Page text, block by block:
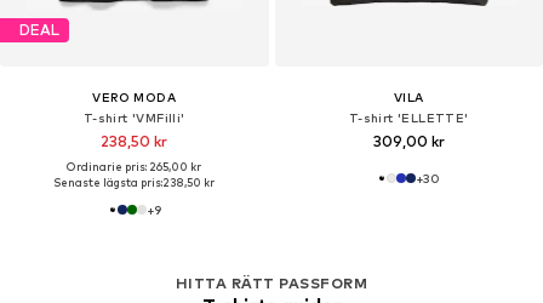
DEAL
VERO MODA
T-shirt 'VMFilli'
238,50 kr
Ordinarie pris: 265,00 kr
Senaste lägsta pris:238,50 kr
+9
VILA
T-shirt 'ELLETTE'
309,00 kr
+30
HITTA RÄTT PASSFORM